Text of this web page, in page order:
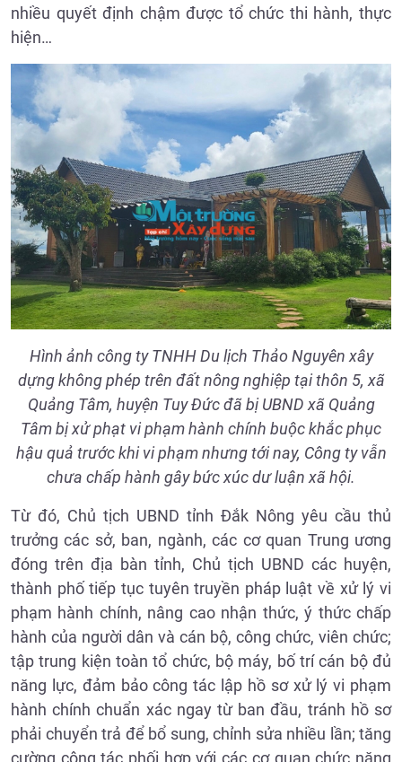
nhiều quyết định chậm được tổ chức thi hành, thực
hiện…
Hình ảnh công ty TNHH Du lịch Thảo Nguyên xây
dựng không phép trên đất nông nghiệp tại thôn 5, xã
Quảng Tâm, huyện Tuy Đức đã bị UBND xã Quảng
Tâm bị xử phạt vi phạm hành chính buộc khắc phục
hậu quả trước khi vi phạm nhưng tới nay, Công ty vẫn
chưa chấp hành gây bức xúc dư luận xã hội.
Từ đó, Chủ tịch UBND tỉnh Đắk Nông yêu cầu thủ
trưởng các sở, ban, ngành, các cơ quan Trung ương
đóng trên địa bàn tỉnh, Chủ tịch UBND các huyện,
thành phố tiếp tục tuyên truyền pháp luật về xử lý vi
phạm hành chính, nâng cao nhận thức, ý thức chấp
hành của người dân và cán bộ, công chức, viên chức;
tập trung kiện toàn tổ chức, bộ máy, bố trí cán bộ đủ
năng lực, đảm bảo công tác lập hồ sơ xử lý vi phạm
hành chính chuẩn xác ngay từ ban đầu, tránh hồ sơ
phải chuyển trả để bổ sung, chỉnh sửa nhiều lần; tăng